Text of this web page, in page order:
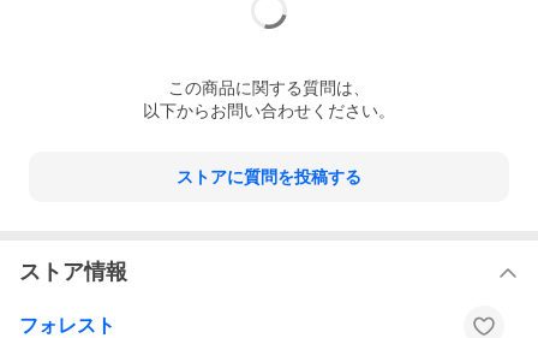
この商品に関する質問は、
以下からお問い合わせください。
ストアに質問を投稿する
ストア情報
フォレスト